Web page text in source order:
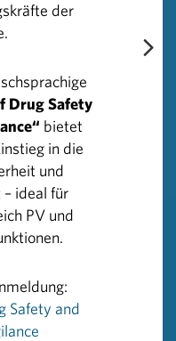
auf
durchgeführt.
der
Drug Safety
bietet
in die
und
– ideal für
PV und
Safety and